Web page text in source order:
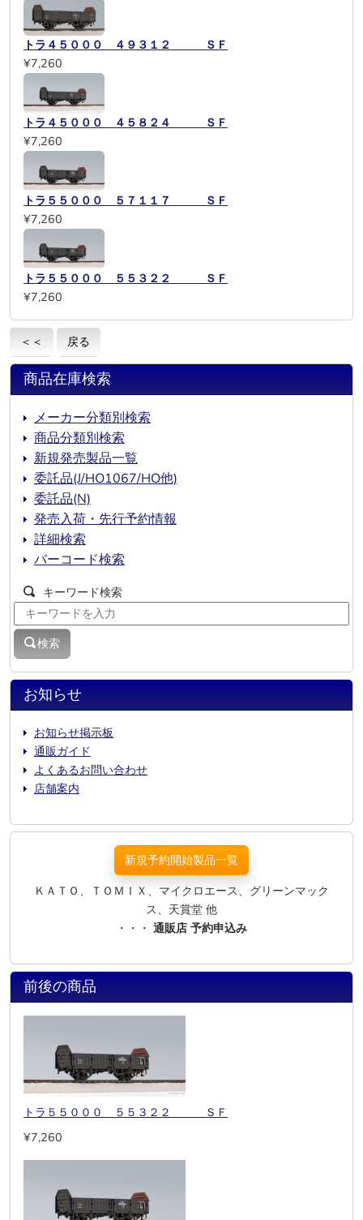
トラ４５０００ ４９３１２ ＳＦ
¥7,260
トラ４５０００ ４５８２４ ＳＦ
¥7,260
トラ５５０００ ５７１１７ ＳＦ
¥7,260
トラ５５０００ ５５３２２ ＳＦ
¥7,260
＜＜ 戻る
お知らせ
お知らせ掲示板
通販ガイド
よくあるお問い合わせ
店舗案内
商品在庫検索
メーカー分類別検索
商品分類別検索
新規発売製品一覧
委託品(J/HO1067/HO他)
委託品(N)
発売入荷・先行予約情報
詳細検索
バーコード検索
キーワード検索
検索
新規予約開始製品一覧
ＫＡＴＯ、ＴＯＭＩＸ、マイクロエース、グリーンマック
ス、天賞堂 他
・・・ 通販店 予約申込み
前後の商品
トラ５５０００ ５５３２２ ＳＦ
¥7,260